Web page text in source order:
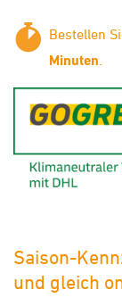
Bestellen
Minuten
Saison-
und gleich